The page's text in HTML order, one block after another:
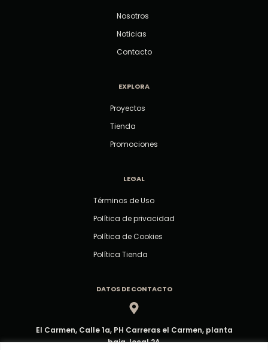
Nosotros
Noticias
Contacto
EXPLORA
Proyectos
Tienda
Promociones
LEGAL
Términos de Uso
Política de privacidad
Política de Cookies
Política Tienda
DATOS DE CONTACTO
El Carmen, Calle 1a, PH Carreras el Carmen, planta
baja, local 2A